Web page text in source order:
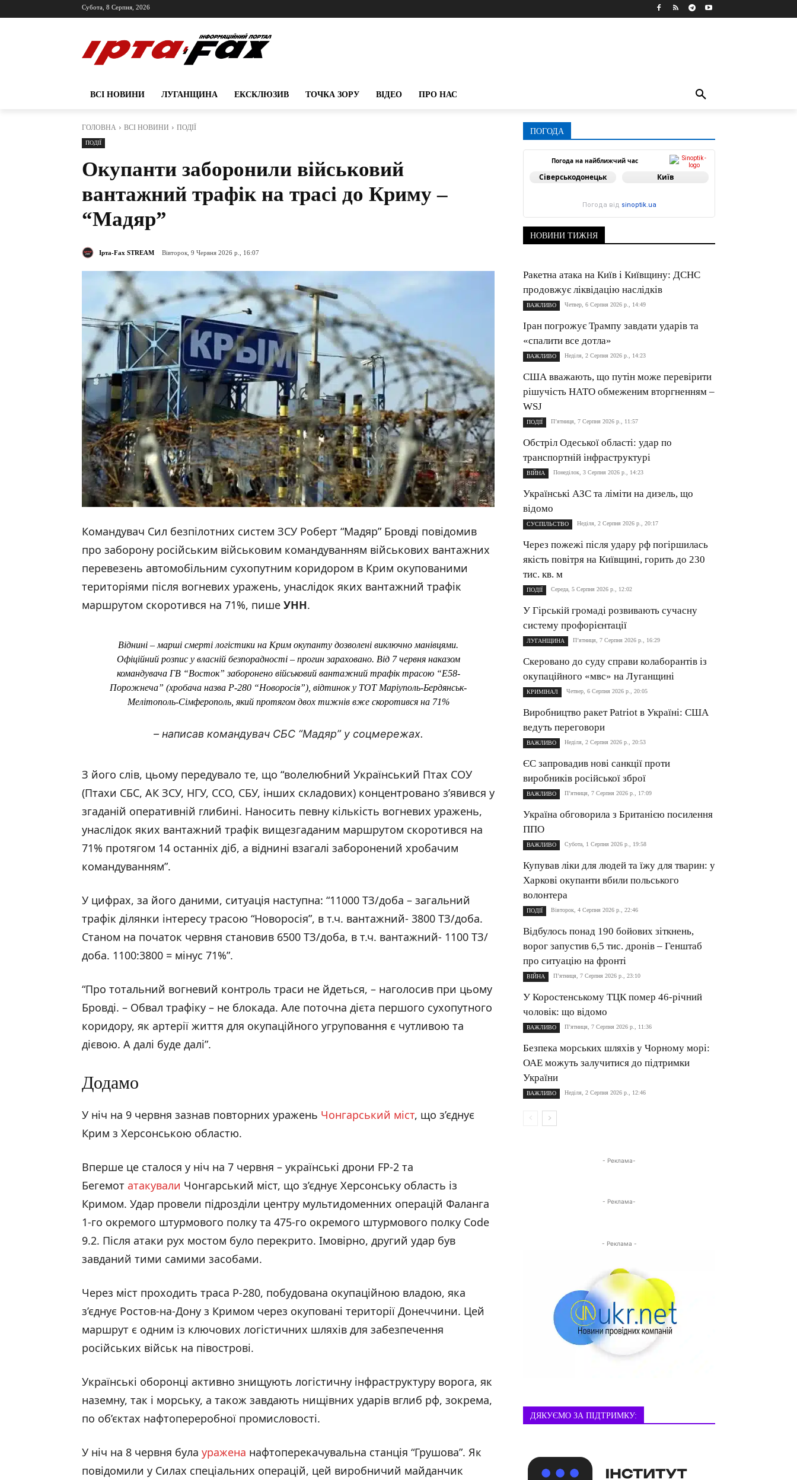
Субота, 8 Серпня, 2026
ВСІ НОВИНИ ЛУГАНЩИНА ЕКСКЛЮЗИВ ТОЧКА ЗОРУ ВІДЕО ПРО НАС
ГОЛОВНА ВСІ НОВИНИ ПОДІЇ
ПОДІЇ
Окупанти заборонили військовий
вантажний трафік на трасі до Криму –
“Мадяр”
Ірта-Fax STREAM Вівторок, 9 Червня 2026 р., 16:07
Командувач Сил безпілотних систем ЗСУ Роберт “Мадяр” Бровді повідомив
про заборону російським військовим командуванням військових вантажних
перевезень автомобільним сухопутним коридором в Крим окупованими
територіями після вогневих уражень, унаслідок яких вантажний трафік
маршрутом скоротився на 71%, пише УНН.
Віднині – марші смерті логістики на Крим окупанту дозволені виключно манівцями.
Офіційний розпис у власній безпорадності – прогин зараховано. Від 7 червня наказом
командувача ГВ “Восток” заборонено військовий вантажний трафік трасою “Е58-
Порожнеча” (хробача назва Р-280 “Новоросія”), відтинок у ТОТ Маріуполь-Бердянськ-
Мелітополь-Сімферополь, який протягом двох тижнів вже скоротився на 71%
– написав командувач СБС “Мадяр” у соцмережах.
З його слів, цьому передувало те, що “волелюбний Український Птах СОУ
(Птахи СБС, АК ЗСУ, НГУ, ССО, СБУ, інших складових) концентровано зʼявився у
згаданій оперативній глибині. Наносить певну кількість вогневих уражень,
унаслідок яких вантажний трафік вищезгаданим маршрутом скоротився на
71% протягом 14 останніх діб, а віднині взагалі заборонений хробачим
командуванням”.
У цифрах, за його даними, ситуація наступна: “11000 ТЗ/доба – загальний
трафік ділянки інтересу трасою “Новоросія”, в т.ч. вантажний- 3800 ТЗ/доба.
Станом на початок червня становив 6500 ТЗ/доба, в т.ч. вантажний- 1100 ТЗ/
доба. 1100:3800 = мінус 71%”.
“Про тотальний вогневий контроль траси не йдеться, – наголосив при цьому
Бровді. – Обвал трафіку – не блокада. Але поточна дієта першого сухопутного
коридору, як артерії життя для окупаційного угруповання є чутливою та
дієвою. А далі буде далі”.
Додамо
У ніч на 9 червня зазнав повторних уражень Чонгарський міст, що з’єднує
Крим з Херсонською областю.
Вперше це сталося у ніч на 7 червня – українські дрони FP-2 та
Бегемот атакували Чонгарський міст, що з’єднує Херсонську область із
Кримом. Удар провели підрозділи центру мультидоменних операцій Фаланга
1-го окремого штурмового полку та 475-го окремого штурмового полку Code
9.2. Після атаки рух мостом було перекрито. Імовірно, другий удар був
завданий тими самими засобами.
Через міст проходить траса Р-280, побудована окупаційною владою, яка
з’єднує Ростов-на-Дону з Кримом через окуповані території Донеччини. Цей
маршрут є одним із ключових логістичних шляхів для забезпечення
російських військ на півострові.
Українські оборонці активно знищують логістичну інфраструктуру ворога, як
наземну, так і морську, а також завдають нищівних ударів вглиб рф, зокрема,
по об’єктах нафтопереробної промисловості.
У ніч на 8 червня була уражена нафтоперекачувальна станція “Грушова”. Як
повідомили у Силах спеціальних операцій, цей виробничий майданчик
ПОГОДА
Погода на найближчий час
Сіверськодонецьк Київ
Погода від sinoptik.ua
НОВИНИ ТИЖНЯ
Ракетна атака на Київ і Київщину: ДСНС
продовжує ліквідацію наслідків
ВАЖЛИВО Четвер, 6 Серпня 2026 р., 14:49
Іран погрожує Трампу завдати ударів та
«спалити все дотла»
ВАЖЛИВО Неділя, 2 Серпня 2026 р., 14:23
США вважають, що путін може перевірити
рішучість НАТО обмеженим вторгненням –
WSJ
ПОДІЇ П’ятниця, 7 Серпня 2026 р., 11:57
Обстріл Одеської області: удар по
транспортній інфраструктурі
ВІЙНА Понеділок, 3 Серпня 2026 р., 14:23
Українські АЗС та ліміти на дизель, що
відомо
СУСПІЛЬСТВО Неділя, 2 Серпня 2026 р., 20:17
Через пожежі після удару рф погіршилась
якість повітря на Київщині, горить до 230
тис. кв. м
ПОДІЇ Середа, 5 Серпня 2026 р., 12:02
У Гірській громаді розвивають сучасну
систему профорієнтації
ЛУГАНЩИНА П’ятниця, 7 Серпня 2026 р., 16:29
Скеровано до суду справи колаборантів із
окупаційного «мвс» на Луганщині
КРИМІНАЛ Четвер, 6 Серпня 2026 р., 20:05
Виробництво ракет Patriot в Україні: США
ведуть переговори
ВАЖЛИВО Неділя, 2 Серпня 2026 р., 20:53
ЄС запровадив нові санкції проти
виробників російської зброї
ВАЖЛИВО П’ятниця, 7 Серпня 2026 р., 17:09
Україна обговорила з Британією посилення
ППО
ВАЖЛИВО Субота, 1 Серпня 2026 р., 19:58
Купував ліки для людей та їжу для тварин: у
Харкові окупанти вбили польського
волонтера
ПОДІЇ Вівторок, 4 Серпня 2026 р., 22:46
Відбулось понад 190 бойових зіткнень,
ворог запустив 6,5 тис. дронів – Генштаб
про ситуацію на фронті
ВІЙНА П’ятниця, 7 Серпня 2026 р., 23:10
У Коростенському ТЦК помер 46-річний
чоловік: що відомо
ВАЖЛИВО П’ятниця, 7 Серпня 2026 р., 11:36
Безпека морських шляхів у Чорному морі:
ОАЕ можуть залучитися до підтримки
України
ВАЖЛИВО Неділя, 2 Серпня 2026 р., 12:46
- Реклама-
- Реклама-
- Реклама -
ДЯКУЄМО ЗА ПІДТРИМКУ: